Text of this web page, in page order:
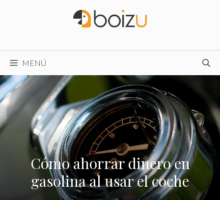
MENÚ
Cómo ahorrar dinero en
gasolina al usar el coche